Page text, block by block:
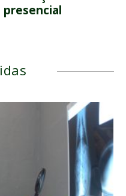
presencial